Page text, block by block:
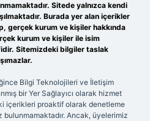
Sitede yalnızca kendi
Burada yer alan içerikler
gerçek kurum ve kişiler hakkında
kurum ve kişiler ile isim
Sitemizdeki bilgiler taslak
Bilgi Teknolojileri ve İletişim
bir Yer Sağlayıcı olarak hizmet
içerikleri proaktif olarak denetleme
Ancak, üyelerimiz